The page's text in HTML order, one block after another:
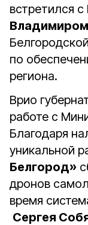
встретился
по
региона.
Врио
работе с
Благодаря
уникальной
Белгород»
дронов
время
Сергея